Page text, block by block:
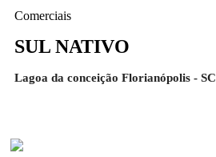
Comerciais
SUL NATIVO
Lagoa da conceição Florianópolis - SC